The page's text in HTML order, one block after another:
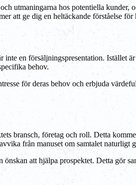
utmaningarna hos potentiella
att ge dig en heltäckande förståelse
en försäljningspresentation. Istället
behov.
för deras behov och erbjuda
bransch, företag och roll. Detta
från manuset om samtalet naturligt
att hjälpa prospektet. Detta gör